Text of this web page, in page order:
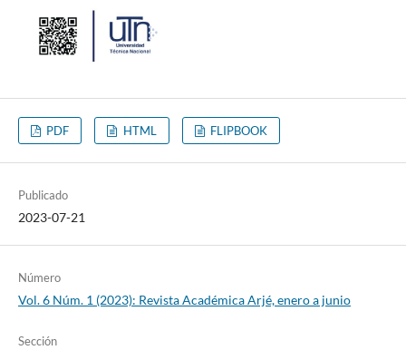
PDF HTML FLIPBOOK
Publicado
2023-07-21
Número
Vol. 6 Núm. 1 (2023): Revista Académica Arjé, enero a junio
Sección